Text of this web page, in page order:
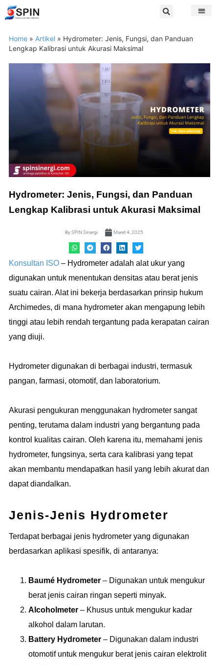
Home » Artikel » Hydrometer: Jenis, Fungsi, dan Panduan
Lengkap Kalibrasi untuk Akurasi Maksimal
Hydrometer: Jenis, Fungsi, dan Panduan
Lengkap Kalibrasi untuk Akurasi Maksimal
BySPIN Sinergi Maret 4, 2025
Konsultan ISO – Hydrometer adalah alat ukur yang
digunakan untuk menentukan densitas atau berat jenis
suatu cairan. Alat ini bekerja berdasarkan prinsip hukum
Archimedes, di mana hydrometer akan mengapung lebih
tinggi atau lebih rendah tergantung pada kerapatan cairan
yang diuji.
Hydrometer digunakan di berbagai industri, termasuk
pangan, farmasi, otomotif, dan laboratorium.
Akurasi pengukuran menggunakan hydrometer sangat
penting, terutama dalam industri yang bergantung pada
kontrol kualitas cairan. Oleh karena itu, memahami jenis
hydrometer, fungsinya, serta cara kalibrasi yang tepat
akan membantu mendapatkan hasil yang lebih akurat dan
dapat diandalkan.
Jenis-Jenis Hydrometer
Terdapat berbagai jenis hydrometer yang digunakan
berdasarkan aplikasi spesifik, di antaranya:
Baumé Hydrometer – Digunakan untuk mengukur
berat jenis cairan ringan seperti minyak.
Alcoholmeter – Khusus untuk mengukur kadar
alkohol dalam larutan.
Battery Hydrometer – Digunakan dalam industri
otomotif untuk mengukur berat jenis cairan elektrolit